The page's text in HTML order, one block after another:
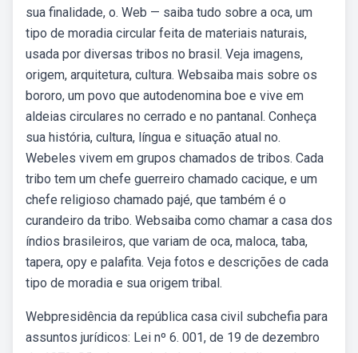
sua finalidade, o. Web — saiba tudo sobre a oca, um
tipo de moradia circular feita de materiais naturais,
usada por diversas tribos no brasil. Veja imagens,
origem, arquitetura, cultura. Websaiba mais sobre os
bororo, um povo que autodenomina boe e vive em
aldeias circulares no cerrado e no pantanal. Conheça
sua história, cultura, língua e situação atual no.
Webeles vivem em grupos chamados de tribos. Cada
tribo tem um chefe guerreiro chamado cacique, e um
chefe religioso chamado pajé, que também é o
curandeiro da tribo. Websaiba como chamar a casa dos
índios brasileiros, que variam de oca, maloca, taba,
tapera, opy e palafita. Veja fotos e descrições de cada
tipo de moradia e sua origem tribal.
Webpresidência da república casa civil subchefia para
assuntos jurídicos: Lei nº 6. 001, de 19 de dezembro